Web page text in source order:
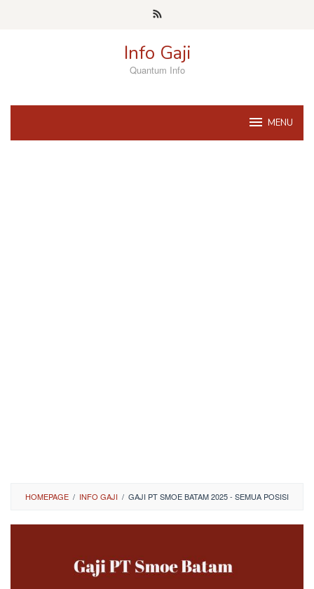
Info Gaji
Quantum Info
MENU
HOMEPAGE / INFO GAJI / GAJI PT SMOE BATAM 2025 - SEMUA POSISI